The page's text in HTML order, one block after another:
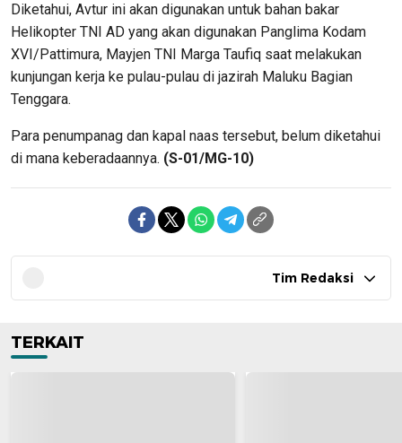
Diketahui, Avtur ini akan digunakan untuk bahan bakar
Helikopter TNI AD yang akan digunakan Panglima Kodam
XVI/Pattimura, Mayjen TNI Marga Taufiq saat melakukan
kunjungan kerja ke pulau-pulau di jazirah Maluku Bagian
Tenggara.
Para penumpanag dan kapal naas tersebut, belum diketahui
di mana keberadaannya. (S-01/MG-10)
Tim Redaksi
TERKAIT